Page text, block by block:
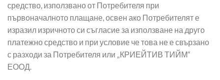
средство, използвано от Потребителя при
първоначалното плащане, освен ако Потребителят е
изразил изричното си съгласие за използване на друго
платежно средство и при условие че това не е свързано
с разходи за Потребителя или „КРИЕЙТИВ ТИЙМ“
ЕООД.